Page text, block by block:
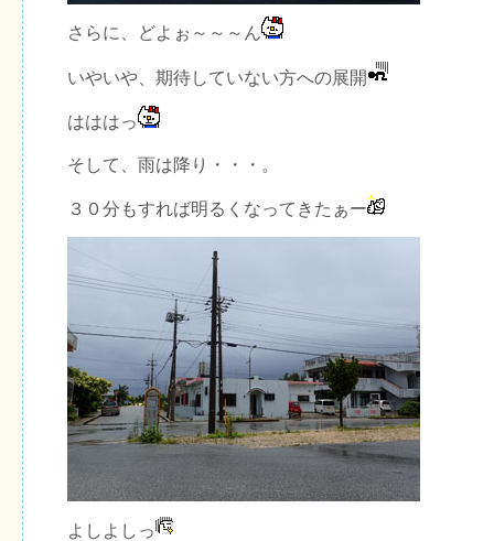
さらに、どよぉ～～～ん
いやいや、期待していない方への展開
はははっ
そして、雨は降り・・・。
３０分もすれば明るくなってきたぁー
よしよしっ